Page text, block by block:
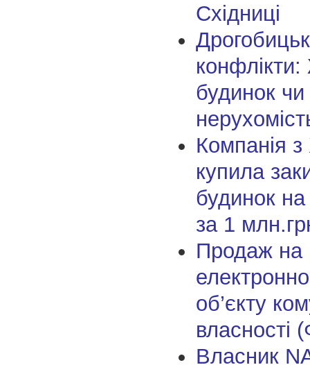
Східниці
будинок
Компанія
купила
будинок на
за 1
Продаж на
об’єкту
власності
Власник